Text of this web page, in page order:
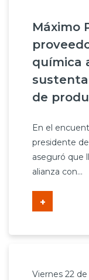
Máximo
química
de
En el
presidente
aseguró que
alianza con...
+
Viernes 22